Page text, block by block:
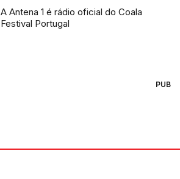
A Antena 1 é rádio oficial do Coala
Festival Portugal
PUB